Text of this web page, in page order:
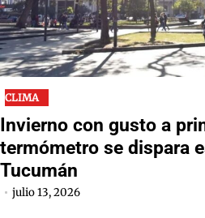
CLIMA
Invierno con gusto a
termómetro se dispara
Tucumán
julio 13, 2026